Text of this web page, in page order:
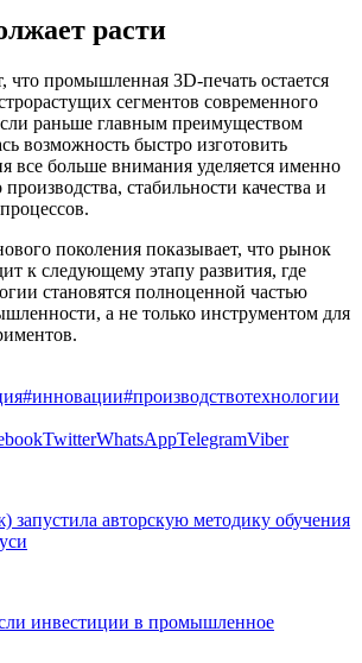
расти
что промышленная 3D-печать остается
сегментов современного
раньше главным преимуществом
возможность быстро изготовить
все больше внимания уделяется именно
стабильности качества и
поколения показывает, что рынок
к следующему этапу развития, где
становятся полноценной частью
а не только инструментом для
#инновации#производствотехнологии
TwitterWhatsAppTelegramViber
авторскую методику обучения
инвестиции в промышленное